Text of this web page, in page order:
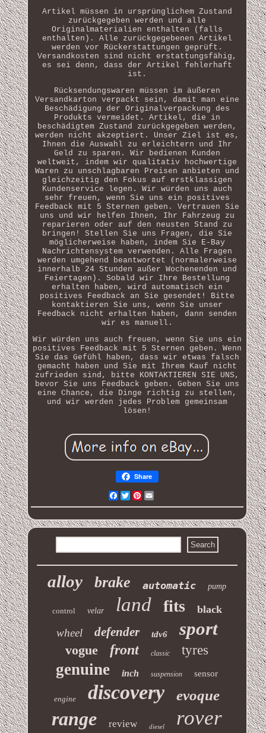
Artikel müssen in ursprünglichem Zustand
zurückgegeben werden und alle
Originalmaterialien enthalten (falls
enthalten). Alle zurückgegebenen Artikel
werden vor Rückerstattungen geprüft.
Versandkosten sind nicht erstattungsfähig,
es sei denn, dass der Artikel fehlerhaft
ist.
Rücksendungswaren müssen im äußeren
Versandkarton verpackt sein, damit man eine
Beschädigung der Originalverpackung des
Produkts vermeidet. Artikel, die in
beschädigtem Zustand zurückgegeben werden,
werden nicht akzeptiert. Unser Ziel ist es,
Ihnen die Auswahl zu erleichtern und Ihr
Geld zu sparen. Wir bedienen Kunden
weltweit, indem wir qualitativ hochwertige
Waren zu unschlagbaren Preisen anbieten und
gleichzeitig den Fokus auf erstklassigen
Kundenservice legen. Wir würden uns auch
sehr freuen, wenn Sie uns ein positives
Feedback mit 5 Sternen geben. Vertrauen Sie
uns und wir helfen Ihnen, Ihr Fahrzeug zu
reparieren oder auf den neusten Stand zu
bringen! Stellen Sie uns Fragen, die Sie
möglicherweise haben, indem Sie E-Bay
Nachrichtensystem verwenden. Alle Fragen
werden umgehend beantwortet (normalerweise
innerhalb 24 Stunden außer Wochenenden und
Feiertagen). Sobald wir Ihre Bestellung
erhalten haben, wird automatisch ein
positives Feedback an Sie gesendet! Bitte
kontaktieren Sie uns, wenn Sie unser
Feedback nicht erhalten haben, dann senden
wir es manuell.
Wir würden uns auch freuen, wenn Sie uns ein
positives Feedback mit 5 Sternen geben. Wenn
Sie das Gefühl haben, dass wir etwas falsch
gemacht haben und Sie mit Ihrem Kauf nicht
zufrieden sind, bitte KONTAKTIEREN SIE UNS,
bevor Sie uns Feedback geben. Geben Sie uns
eine Chance, die Dinge richtig zu stellen,
und wir werden jedes Problem gemeinsam
lösen!
Share
Facebook
Twitter
Pinterest
alloy brake automatic pump
control velar land fits black
wheel defender tdv6 sport
vogue front classic tyres
genuine inch suspension sensor
engine discovery evoque
range review diesel rover